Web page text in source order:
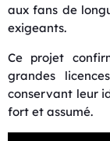
aux fans de
exigeants.
Ce projet
grandes
conservant leur
fort et assumé.